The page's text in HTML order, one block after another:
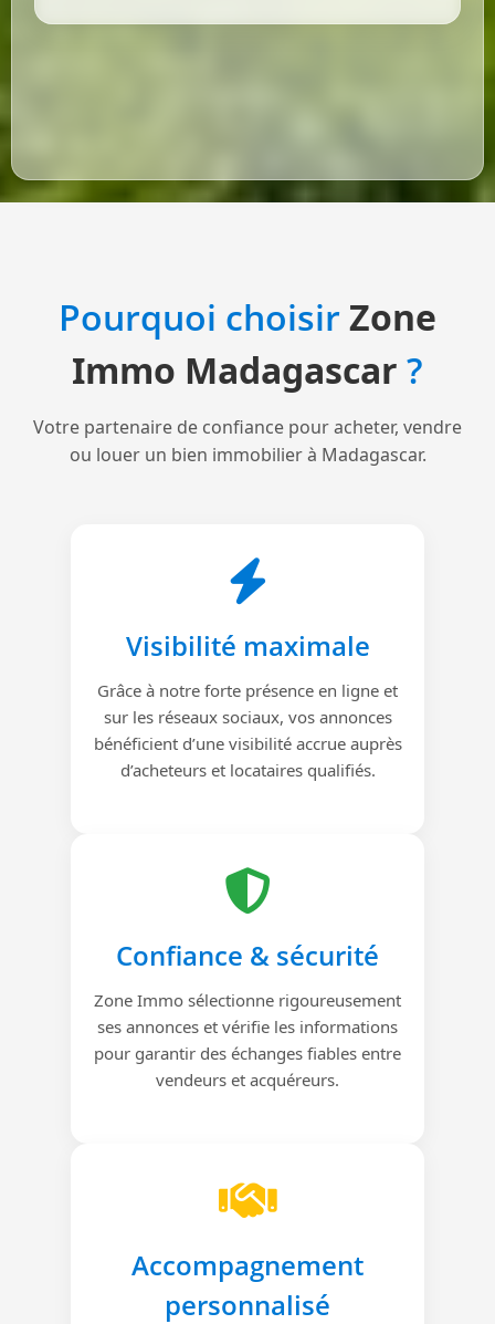
Pourquoi choisirZone
Immo Madagascar ?
Votre partenaire de confiance pour acheter, vendre
ou louer un bien immobilier à Madagascar.
Visibilité maximale
Grâce à notre forte présence en ligne et
sur les réseaux sociaux, vos annonces
bénéficient d’une visibilité accrue auprès
d’acheteurs et locataires qualifiés.
Confiance & sécurité
Zone Immo sélectionne rigoureusement
ses annonces et vérifie les informations
pour garantir des échanges fiables entre
vendeurs et acquéreurs.
Accompagnement
personnalisé